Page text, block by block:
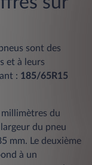
sont des
et à leurs
: 185/65R15
millimètres du
du pneu
mm. Le deuxième
à un